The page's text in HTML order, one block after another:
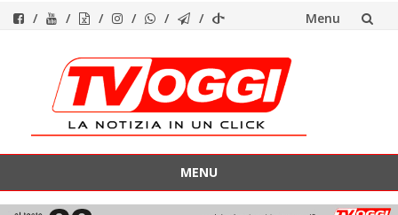
Menu
contenuto
MENU